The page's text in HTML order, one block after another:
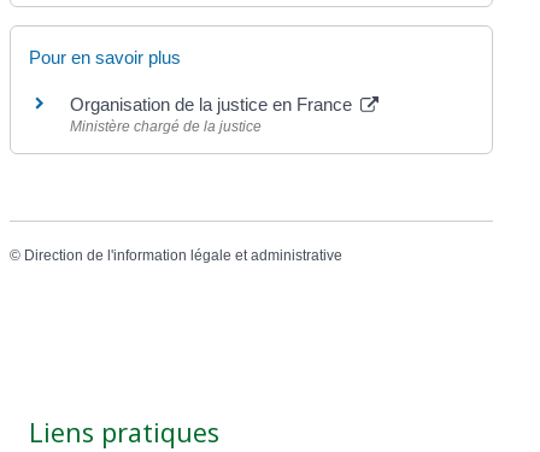
Pour en savoir plus
Organisation de la justice en France
Ministère chargé de la justice
© Direction de l'information légale et administrative
Liens pratiques